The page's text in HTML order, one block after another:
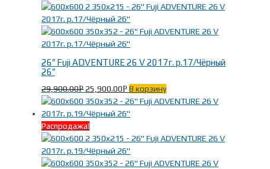
26″ Fuji ADVENTURE 26 V 2017г. р.17/Чёрный
26″
29,900.00Р 25,900.00Р В корзину
Распродажа!